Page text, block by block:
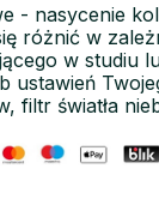
- nasycenie
różnić w
w studiu
ustawień
filtr światła